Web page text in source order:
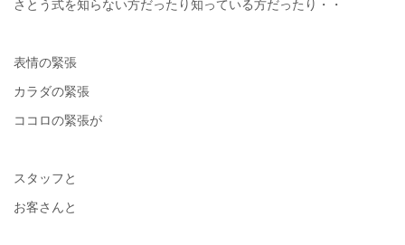
さとう式を知らない方だったり知っている方だったり・・
表情の緊張
カラダの緊張
ココロの緊張が
スタッフと
お客さんと